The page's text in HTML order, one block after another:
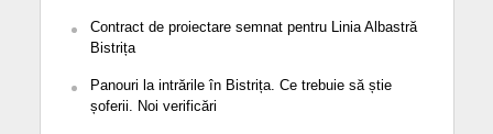
Contract de proiectare semnat pentru Linia Albastră
Bistrița
Panouri la intrările în Bistrița. Ce trebuie să știe
șoferii. Noi verificări